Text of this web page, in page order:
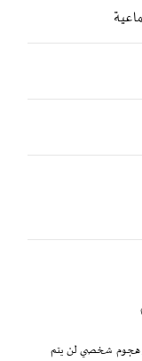
أو هجوم شخصي لن يتم